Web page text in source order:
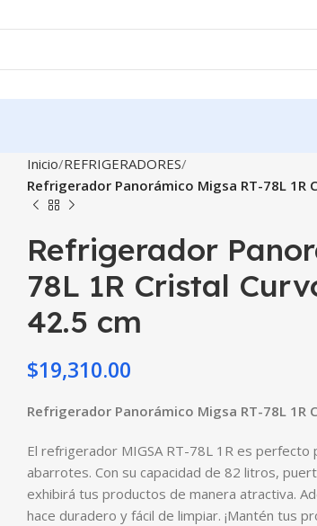
Inicio REFRIGERADORES
Refrigerador Panorámico Migsa RT-78L 1R
Refrigerador
78L 1R Cristal
42.5 cm
$19,310.00
Refrigerador Panorámico Migsa RT-78L 1R
El refrigerador MIGSA RT-78L 1R es perfecto
abarrotes. Con su capacidad de 82 litros,
exhibirá tus productos de manera atractiva.
hace duradero y fácil de limpiar. ¡Mantén tus